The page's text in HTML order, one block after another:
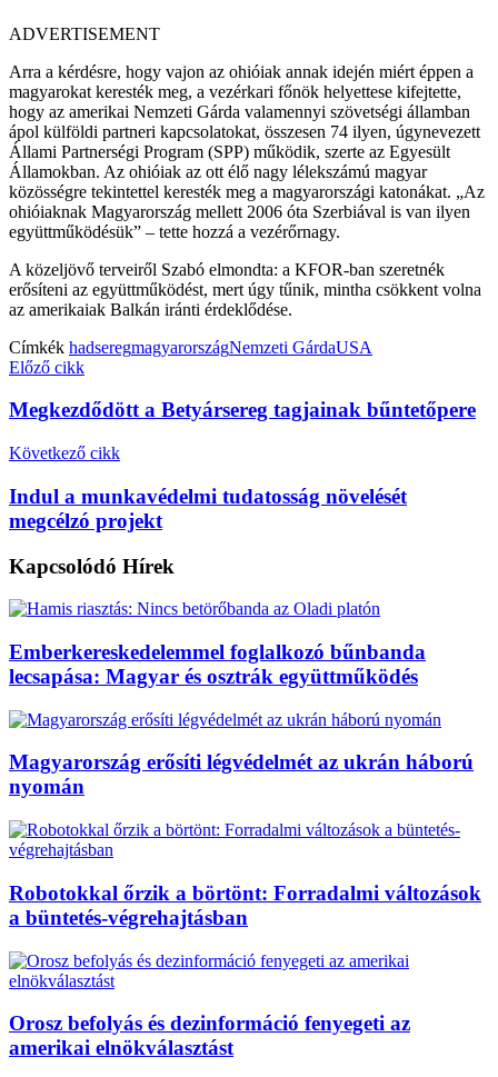
ADVERTISEMENT
Arra a kérdésre, hogy vajon az ohióiak annak idején miért éppen a
magyarokat keresték meg, a vezérkari főnök helyettese kifejtette,
hogy az amerikai Nemzeti Gárda valamennyi szövetségi államban
ápol külföldi partneri kapcsolatokat, összesen 74 ilyen, úgynevezett
Állami Partnerségi Program (SPP) működik, szerte az Egyesült
Államokban. Az ohióiak az ott élő nagy lélekszámú magyar
közösségre tekintettel keresték meg a magyarországi katonákat. „Az
ohióiaknak Magyarország mellett 2006 óta Szerbiával is van ilyen
együttműködésük” – tette hozzá a vezérőrnagy.
A közeljövő terveiről Szabó elmondta: a KFOR-ban szeretnék
erősíteni az együttműködést, mert úgy tűnik, mintha csökkent volna
az amerikaiak Balkán iránti érdeklődése.
Címkék hadseregmagyarországNemzeti GárdaUSA
Előző cikk
Megkezdődött a Betyársereg tagjainak bűntetőpere
Következő cikk
Indul a munkavédelmi tudatosság növelését
megcélzó projekt
Kapcsolódó Hírek
Emberkereskedelemmel foglalkozó bűnbanda
lecsapása: Magyar és osztrák együttműködés
Magyarország erősíti légvédelmét az ukrán háború
nyomán
Robotokkal őrzik a börtönt: Forradalmi változások
a büntetés-végrehajtásban
Orosz befolyás és dezinformáció fenyegeti az
amerikai elnökválasztást